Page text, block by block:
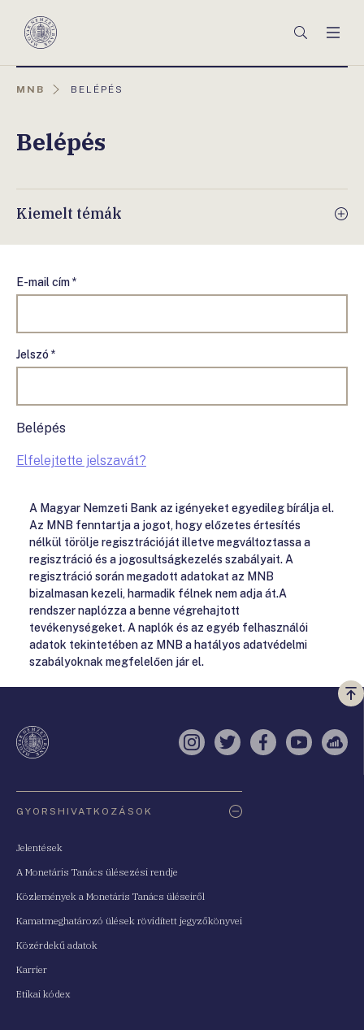
Magyar
Keresés
MNB
AKTUÁLIS
BELÉPÉS
Belépés
Kiemelt témák
E-mail cím *
Jelszó *
Belépés
Elfelejtette jelszavát?
A Magyar Nemzeti Bank az igényeket egyedileg bírálja el.
Az MNB fenntartja a jogot, hogy előzetes értesítés
nélkül törölje regisztrációját illetve megváltoztassa a
regisztráció és a jogosultságkezelés szabályait. A
regisztráció során megadott adatokat az MNB
bizalmasan kezeli, harmadik félnek nem adja át.A
rendszer naplózza a benne végrehajtott
tevékenységeket. A naplók és az egyéb felhasználói
adatok tekintetében az MNB a hatályos adatvédelmi
szabályoknak megfelelően jár el.
a
Instagram
TwitterFacebook
YouTube
GYORSHIVATKOZÁSOK
Jelentések
A Monetáris Tanács ülésezési rendje
Közlemények a Monetáris Tanács üléseiről
Kamatmeghatározó ülések rövidített jegyzőkönyvei
Közérdekű adatok
Karrier
Etikai kódex